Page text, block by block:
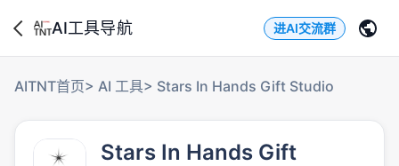
AI工具导航 进AI交流群
AITNT首页> AI 工具> Stars In Hands Gift Studio
Stars In Hands Gift